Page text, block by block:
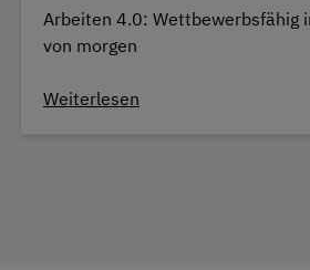
Arbeiten 4.0: Wettbewerbsfähig
von morgen
Weiterlesen